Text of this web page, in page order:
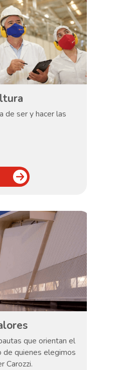
de ser y hacer las
que orientan el
quienes elegimos
Carozzi.